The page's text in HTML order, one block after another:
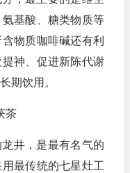
基酸、糖类物质等
物质咖啡碱还有利
神、促进新陈代谢
期饮用。
茶
井，是最有名气的
最传统的七星灶工